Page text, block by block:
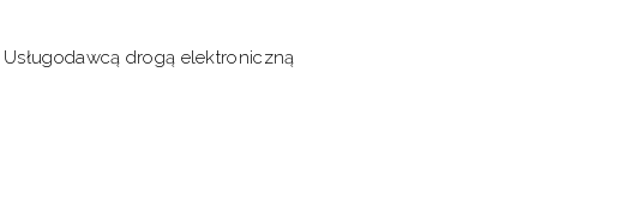
drogą elektroniczną